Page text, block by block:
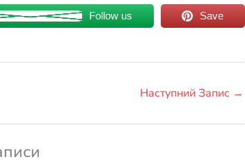
Follow us Save
Наступний Запис →